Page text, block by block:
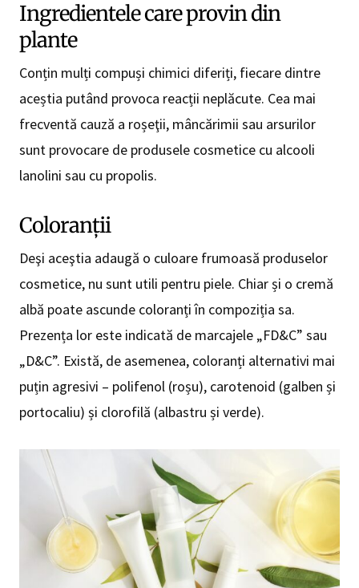
Ingredientele care provin din
plante
Conțin mulți compuși chimici diferiți, fiecare dintre
aceștia putând provoca reacții neplăcute. Cea mai
frecventă cauză a roșeţii, mâncărimii sau arsurilor
sunt provocare de produsele cosmetice cu alcooli
lanolini sau cu propolis.
Coloranţii
Deşi aceştia adaugă o culoare frumoasă produselor
cosmetice, nu sunt utili pentru piele. Chiar și o cremă
albă poate ascunde coloranți în compoziția sa.
Prezența lor este indicată de marcajele „FD&C” sau
„D&C”. Există, de asemenea, coloranți alternativi mai
puțin agresivi – polifenol (roșu), carotenoid (galben și
portocaliu) și clorofilă (albastru și verde).